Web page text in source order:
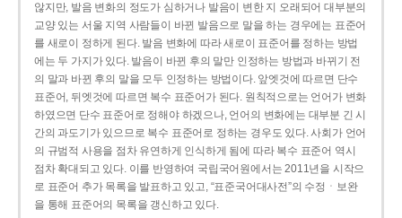
않지만, 발음 변화의 정도가 심하거나 발음이 변한 지 오래되어 대부분의
교양 있는 서울 지역 사람들이 바뀐 발음으로 말을 하는 경우에는 표준어
를 새로이 정하게 된다. 발음 변화에 따라 새로이 표준어를 정하는 방법
에는 두 가지가 있다. 발음이 바뀐 후의 말만 인정하는 방법과 바뀌기 전
의 말과 바뀐 후의 말을 모두 인정하는 방법이다. 앞엣것에 따르면 단수
표준어, 뒤엣것에 따르면 복수 표준어가 된다. 원칙적으로는 언어가 변화
하였으면 단수 표준어로 정해야 하겠으나, 언어의 변화에는 대부분 긴 시
간의 과도기가 있으므로 복수 표준어로 정하는 경우도 있다. 사회가 언어
의 규범적 사용을 점차 유연하게 인식하게 됨에 따라 복수 표준어 역시
점차 확대되고 있다. 이를 반영하여 국립국어원에서는 2011년을 시작으
로 표준어 추가 목록을 발표하고 있고, “표준국어대사전”의 수정ㆍ보완
을 통해 표준어의 목록을 갱신하고 있다.